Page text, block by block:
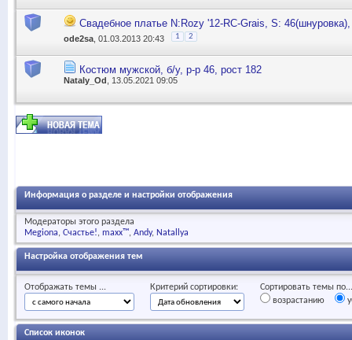
Свадебное платье N:Rozy '12-RC-Grais, S:
ode2sa , 01.03.2013 20:43 1 2
Костюм мужской, б/у, р-р 46, рост 182
Nataly_Od , 13.05.2021 09:05
Информация о разделе и настройки отображения
Модераторы этого раздела
Megiona Счастье! maxx™ Andy Natallya
Настройка отображения тем
Отображать темы ... Критерий сортировки:
Сортировать темы по...
возрастанию
Список иконок